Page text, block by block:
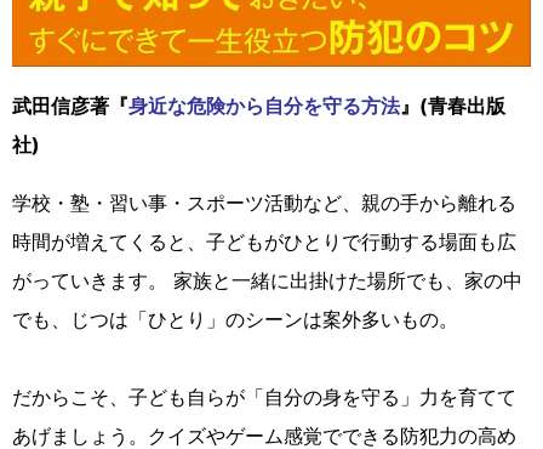
武田信彦著『身近な危険から自分を守る方法』(青春出版
社)
学校・塾・習い事・スポーツ活動など、親の手から離れる
時間が増えてくると、子どもがひとりで行動する場面も広
がっていきます。 家族と一緒に出掛けた場所でも、家の中
でも、じつは「ひとり」のシーンは案外多いもの。
だからこそ、子ども自らが「自分の身を守る」力を育てて
あげましょう。クイズやゲーム感覚でできる防犯力の高め